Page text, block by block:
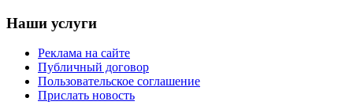
Наши услуги
Реклама на сайте
Публичный договор
Пользовательское соглашение
Прислать новость